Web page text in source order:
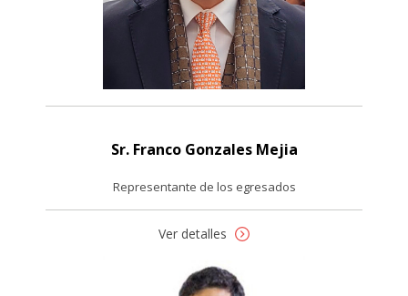
Sr. Franco Gonzales Mejia
Representante de los egresados
Ver detalles